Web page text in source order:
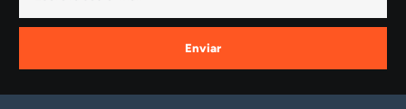
Enviar